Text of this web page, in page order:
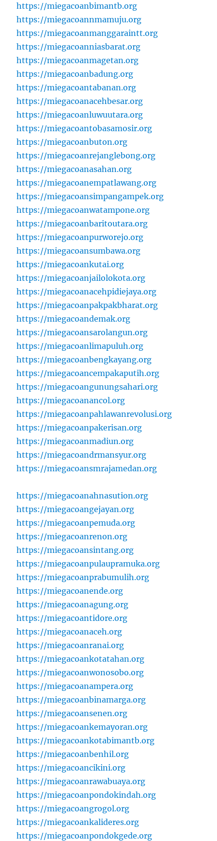
https://miegacoanbimantb.org
https://miegacoannmamuju.org
https://miegacoanmanggaraintt.org
https://miegacoanniasbarat.org
https://miegacoanmagetan.org
https://miegacoanbadung.org
https://miegacoantabanan.org
https://miegacoanacehbesar.org
https://miegacoanluwuutara.org
https://miegacoantobasamosir.org
https://miegacoanbuton.org
https://miegacoanrejanglebong.org
https://miegacoanasahan.org
https://miegacoanempatlawang.org
https://miegacoansimpangampek.org
https://miegacoanwatampone.org
https://miegacoanbaritoutara.org
https://miegacoanpurworejo.org
https://miegacoansumbawa.org
https://miegacoankutai.org
https://miegacoanjailolokota.org
https://miegacoanacehpidiejaya.org
https://miegacoanpakpakbharat.org
https://miegacoandemak.org
https://miegacoansarolangun.org
https://miegacoanlimapuluh.org
https://miegacoanbengkayang.org
https://miegacoancempakaputih.org
https://miegacoangunungsahari.org
https://miegacoanancol.org
https://miegacoanpahlawanrevolusi.org
https://miegacoanpakerisan.org
https://miegacoanmadiun.org
https://miegacoandrmansyur.org
https://miegacoansmrajamedan.org
https://miegacoanahnasution.org
https://miegacoangejayan.org
https://miegacoanpemuda.org
https://miegacoanrenon.org
https://miegacoansintang.org
https://miegacoanpulaupramuka.org
https://miegacoanprabumulih.org
https://miegacoanende.org
https://miegacoanagung.org
https://miegacoantidore.org
https://miegacoanaceh.org
https://miegacoanranai.org
https://miegacoankotatahan.org
https://miegacoanwonosobo.org
https://miegacoanampera.org
https://miegacoanbinamarga.org
https://miegacoansenen.org
https://miegacoankemayoran.org
https://miegacoankotabimantb.org
https://miegacoanbenhil.org
https://miegacoancikini.org
https://miegacoanrawabuaya.org
https://miegacoanpondokindah.org
https://miegacoangrogol.org
https://miegacoankalideres.org
https://miegacoanpondokgede.org